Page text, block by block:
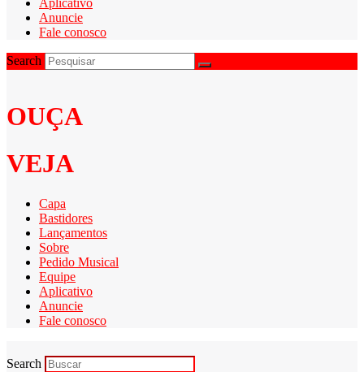
Anuncie
Fale conosco
Search
OUÇA
VEJA
Capa
Bastidores
Lançamentos
Sobre
Pedido Musical
Equipe
Aplicativo
Anuncie
Fale conosco
Search